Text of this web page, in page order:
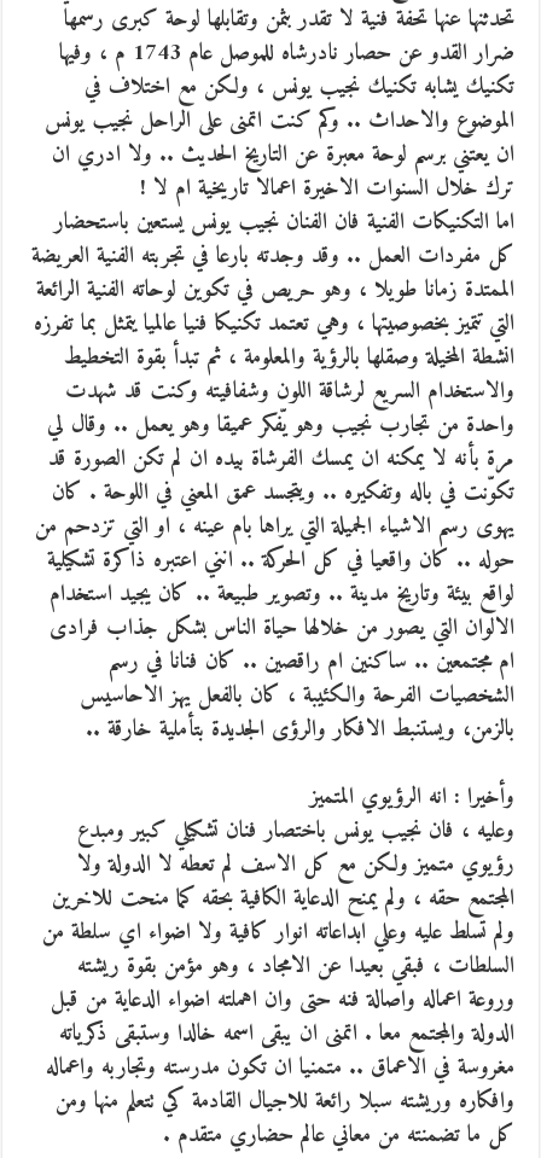
تحدثنها عنها تحفة فنية لا تقدر بثمن وتقابلها لوحة كبرى رسمها
ضرار القدو عن حصار نادرشاه للموصل عام 1743 م ، وفيها
تكنيك يشابه تكنيك نجيب يونس ، ولكن مع اختلاف في
الموضوع والاحداث .. وكم كنت اتمنى على الراحل نجيب يونس
ان يعتني برسم لوحة معبرة عن التاريخ الحديث .. ولا ادري ان
ترك خلال السنوات الاخيرة اعمالا تاريخية ام لا !
اما التكنيكات الفنية فان الفنان نجيب يونس يستعين باستحضار
كل مفردات العمل .. وقد وجدته بارعا في تجربته الفنية العريضة
الممتدة زمانا طويلا ، وهو حريص في تكوين لوحاته الفنية الرائعة
التي تتميز بخصوصيتها ، وهي تعتمد تكنيكا فنيا عالميا يتمثل بما تفرزه
انشطة المخيلة وصقلها بالرؤية والمعلومة ، ثم تبدأ بقوة التخطيط
والاستخدام السريع لرشاقة اللون وشفافيته وكنت قد شهدت
واحدة من تجارب نجيب وهو يّفكر عميقا وهو يعمل .. وقال لي
مرة بأنه لا يمكنه ان يمسك الفرشاة بيده ان لم تكن الصورة قد
تكوّنت في باله وتفكيره .. ويتجسد عمق المعني في اللوحة . كان
يهوى رسم الاشياء الجميلة التي يراها بام عينه ، او التي تزدحم من
حوله .. كان واقعيا في كل الحركة .. انني اعتبره ذاكرة تشكيلية
لواقع بيئة وتاريخ مدينة .. وتصوير طبيعة .. كان يجيد استخدام
الالوان التي يصور من خلالها حياة الناس بشكل جذاب فرادى
ام مجتمعين .. ساكنين ام راقصين .. كان فنانا في رسم
الشخصيات الفرحة والكئيبة ، كان بالفعل يهز الاحاسيس
بالزمن، ويستنبط الافكار والرؤى الجديدة بتأملية خارقة ..
وأخيرا : انه الرؤيوي المتميز
وعليه ، فان نجيب يونس باختصار فنان تشكيلي كبير ومبدع
رؤيوي متميز ولكن مع كل الاسف لم تعطه لا الدولة ولا
المجتمع حقه ، ولم يمنح الدعاية الكافية بحقه كما منحت للاخرين
ولم تسلط عليه وعلي ابداعاته انوار كافية ولا اضواء اي سلطة من
السلطات ، فبقي بعيدا عن الامجاد ، وهو مؤمن بقوة ريشته
وروعة اعماله واصالة فنه حتى وان اهملته اضواء الدعاية من قبل
الدولة والمجتمع معا . اتمنى ان يبقى اسمه خالدا وستبقى ذكرياته
مغروسة في الاعماق .. متمنيا ان تكون مدرسته وتجاربه واعماله
وافكاره وريشته سبلا رائعة للاجيال القادمة كي تتعلم منها ومن
كل ما تضمنته من معاني عالم حضاري متقدم .